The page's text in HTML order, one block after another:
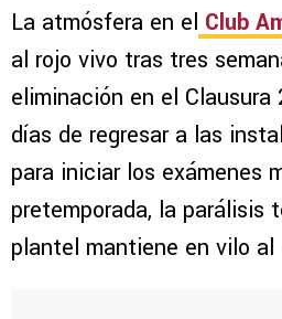
La atmósfera en el Club
al rojo vivo tras tres
eliminación en el Clausura
días de regresar a las
para iniciar los exámenes
pretemporada, la parálisis
plantel mantiene en vilo al